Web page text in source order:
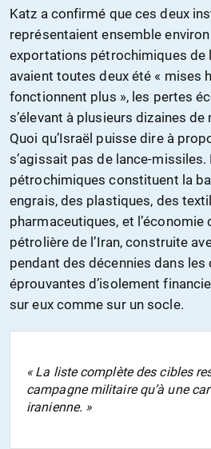
Katz a confirmé que ces deux
représentaient ensemble environ
exportations pétrochimiques de
avaient toutes deux été « mises
fonctionnent plus », les pertes
s’élevant à plusieurs dizaines
Quoi qu’Israël puisse dire à
s’agissait pas de lance-
pétrochimiques constituent la
engrais, des plastiques, des
pharmaceutiques, et l’économie
pétrolière de l’Iran, construite
pendant des décennies dans
éprouvantes d’isolement
sur eux comme sur un socle.
« La liste complète des cibles
campagne militaire qu’à une
iranienne. »